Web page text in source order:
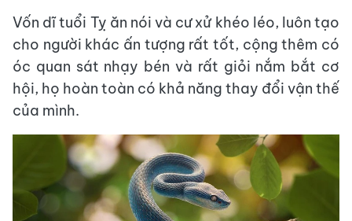
Vốn dĩ tuổi Tỵ ăn nói và cư xử khéo léo, luôn tạo
cho người khác ấn tượng rất tốt, cộng thêm có
óc quan sát nhạy bén và rất giỏi nắm bắt cơ
hội, họ hoàn toàn có khả năng thay đổi vận thế
của mình.